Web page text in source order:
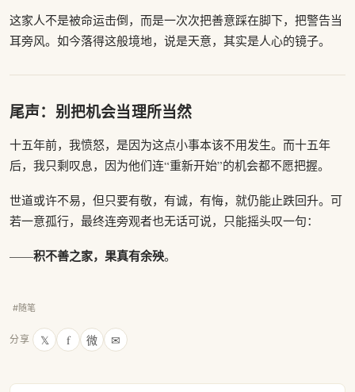
这家人不是被命运击倒，而是一次次把善意踩在脚下，把警告当
耳旁风。如今落得这般境地，说是天意，其实是人心的镜子。
尾声：别把机会当理所当然
十五年前，我愤怒，是因为这点小事本该不用发生。而十五年
后，我只剩叹息，因为他们连“重新开始”的机会都不愿把握。
世道或许不易，但只要有敬，有诚，有悔，就仍能止跌回升。可
若一意孤行，最终连旁观者也无话可说，只能摇头叹一句：
——积不善之家，果真有余殃。
#随笔
分享 𝕏 f 微 ✉